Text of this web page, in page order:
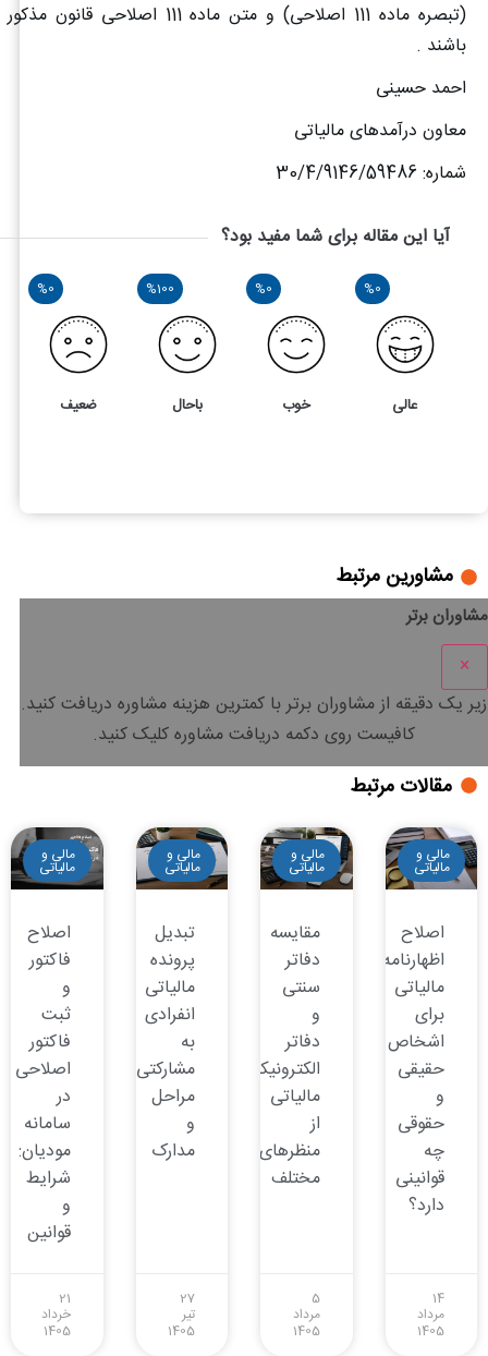
(تبصره ماده 111 اصلاحی) و متن ماده 111
باشند .
احمد حسینی
معاون درآمدهای مالیاتی
شماره: 30/4/9146/59486
آیا این مقاله برای شما مفید بود؟
%0
عالی
%0
خوب
%100
باحال
%0
ضعیف
مشاورین مرتبط
مشاوران برتر
×
زیر یک دقیقه از مشاوران برتر باکمترین هزینه مشاوره دریافت کنید.
کافیست روی دکمه دریافت مشاوره کلیک کنید.
مقالات مرتبط
مالی و
مالیاتی
اصلاح
اظهارنامه
مالیاتی
برای
اشخاص
حقیقی
و
حقوقی
چه
قوانینی
دارد؟
14
مرداد
1405
مالی و
مالیاتی
مقایسه
دفاتر
سنتی
و
دفاتر
الکترونیکی
مالیاتی
از
منظرهای
مختلف
5
مرداد
1405
مالی و
مالیاتی
تبدیل
پرونده
مالیاتی
انفرادی
به
مشارکتی:
مراحل
و
مدارک
27
تیر
1405
مالی و
مالیاتی
اصلاح
فاکتور
و
ثبت
فاکتور
اصلاحی
در
سامانه
مودیان:
شرایط
و
قوانین
21
خرداد
1405